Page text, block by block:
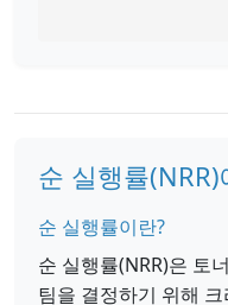
순 실행률(NRR)
순 실행률이란?
순 실행률(NRR)은 토
팀을 결정하기 위해